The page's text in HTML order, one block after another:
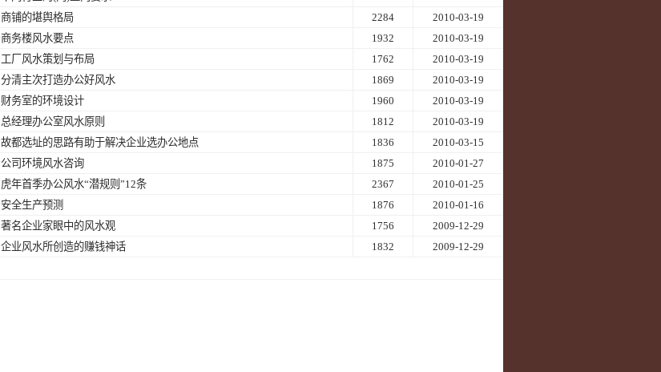
商铺的堪舆格局 2284
2010-03-19
商务楼风水要点 1932
2010-03-19
工厂风水策划与布局 1762
2010-03-19
分清主次打造办公好风水 1869
2010-03-19
财务室的环境设计 1960
2010-03-19
总经理办公室风水原则 1812
2010-03-19
故都选址的思路有助于解决企业选办公地点 1836
2010-03-15
公司环境风水咨询 1875
2010-01-27
虎年首季办公风水“潜规则”12条 2367
2010-01-25
安全生产预测 1876
2010-01-16
著名企业家眼中的风水观 1756
2009-12-29
企业风水所创造的赚钱神话 1832 2009-12-29